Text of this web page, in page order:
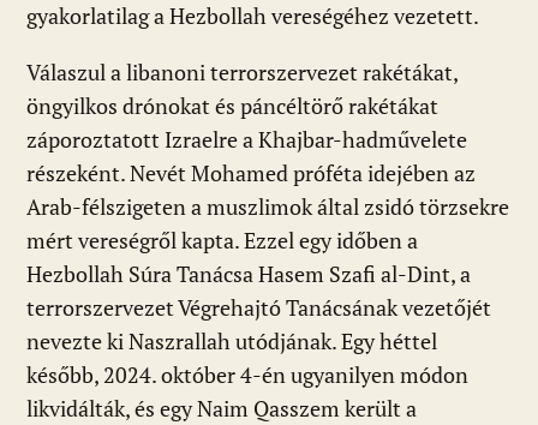
gyakorlatilag a Hezbollah vereségéhez vezetett.
Válaszul a libanoni terrorszervezet rakétákat,
öngyilkos drónokat és páncéltörő rakétákat
záporoztatott Izraelre a Khajbar-hadművelete
részeként. Nevét Mohamed próféta idejében az
Arab-félszigeten a muszlimok által zsidó törzsekre
mért vereségről kapta. Ezzel egy időben a
Hezbollah Súra Tanácsa Hasem Szafi al-Dint, a
terrorszervezet Végrehajtó Tanácsának vezetőjét
nevezte ki Naszrallah utódjának. Egy héttel
később, 2024. október 4-én ugyanilyen módon
likvidálták, és egy Naim Qasszem került a